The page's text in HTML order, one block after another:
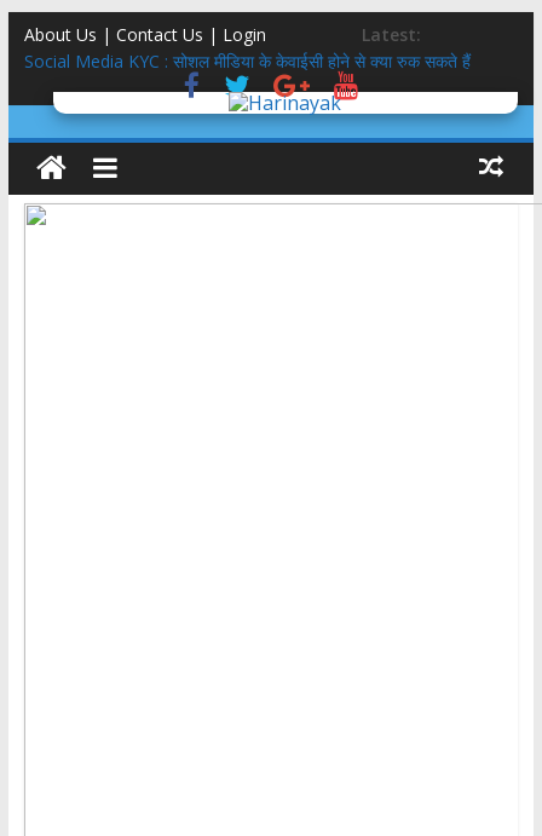
About Us | Contact Us | Login
Latest:
Social Media KYC : सोशल मीडिया के केवाईसी होने से क्या रुक सकते हैं
अपराध?
इतिहास लेखन में दृष्टि
तीलू रौतेली पुरस्कार 51 हजार से 75 हजार, आंगनबाड़ी कार्यकत्री पुरस्कार 51
हजार से 61 हजार: मुमं धामी
मिलेनियल्स गंवाने वाली कांग्रेस साध पायेगी GEN-Z?
5 स्टार होटल,बासी दूध,फंफूद लगी सब्ज़ियां, शाकाहार-मांसाहार गड्ड-मड्ड….